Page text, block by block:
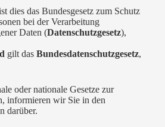
dies das Bundesgesetz zum Schutz
bei der Verarbeitung
Daten (Datenschutzgesetz),
gilt das Bundesdatenschutzgesetz,
oder nationale Gesetze zur
informieren wir Sie in den
darüber.